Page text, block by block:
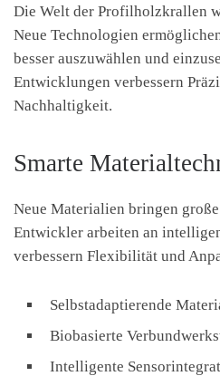
Die Welt der Profilholzkrallen
Neue Technologien
besser auszuwählen und
Entwicklungen verbessern
Nachhaltigkeit.
Smarte
Neue Materialien bringen
Entwickler arbeiten an
verbessern Flexibilität und
Selbstadaptierende
Biobasierte
Intelligente